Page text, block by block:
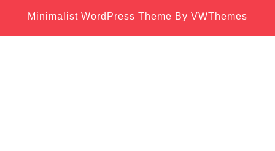
Minimalist WordPress Theme By VWThemes